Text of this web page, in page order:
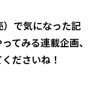
で気になった記
てみる連載企画、
ださいね！